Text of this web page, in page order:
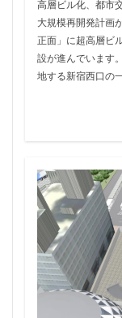
高層ビル化、都市
大規模再開発計画
正面」に超高層ビ
設が進んでいます
地する新宿西口の
埼玉国際先進医
多摩ニュータウ
大阪メトロ中央
大阪駅 天
宇都宮市
小川駅 小
小田急小田原線
岡